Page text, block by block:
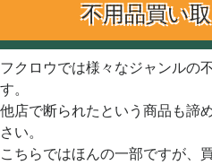
不用品買い
フクロウでは様々なジャンルの
す。
他店で断られたという商品も諦
さい。
こちらではほんの一部ですが、